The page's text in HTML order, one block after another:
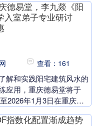
....
德易堂，李九燚《阳
入室弟子专业研讨
查看：161
解和实践阳宅建筑风水的
应用，重庆德易堂将于
2026年1月3日在重庆渝
指数化配置渐成趋势